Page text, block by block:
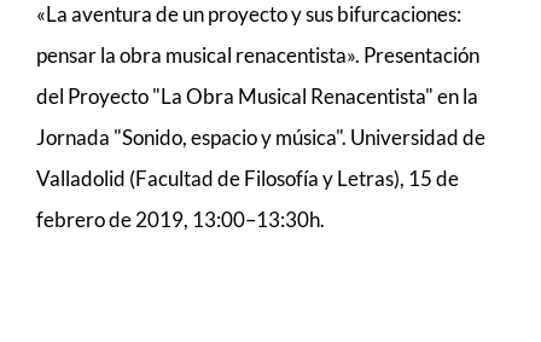
RED
MÚSICA
ACTIVIDADES
«La aventura de un proyecto y sus bifurcaciones:
pensar la obra musical renacentista». Presentación
del Proyecto "La Obra Musical Renacentista" en la
Jornada "Sonido, espacio y música". Universidad de
Valladolid (Facultad de Filosofía y Letras), 15 de
febrero de 2019, 13:00–13:30h.